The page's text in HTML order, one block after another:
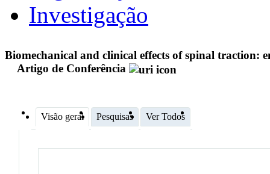
Investigação
Biomechanical and clinical effects of spinal traction:
Artigo de Conferência
Visão geral Pesquisas Ver Todos